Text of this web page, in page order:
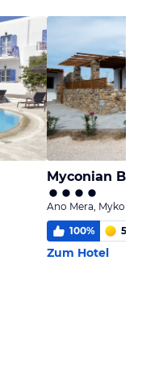
Myconian
Ano Mera, Mykonos
100% 5
Zum Hotel